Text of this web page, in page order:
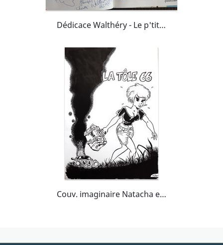
Dédicace Walthéry - Le p'tit bout d'chique - Tome 1
Couv. imaginaire Natacha et l'atoll 66